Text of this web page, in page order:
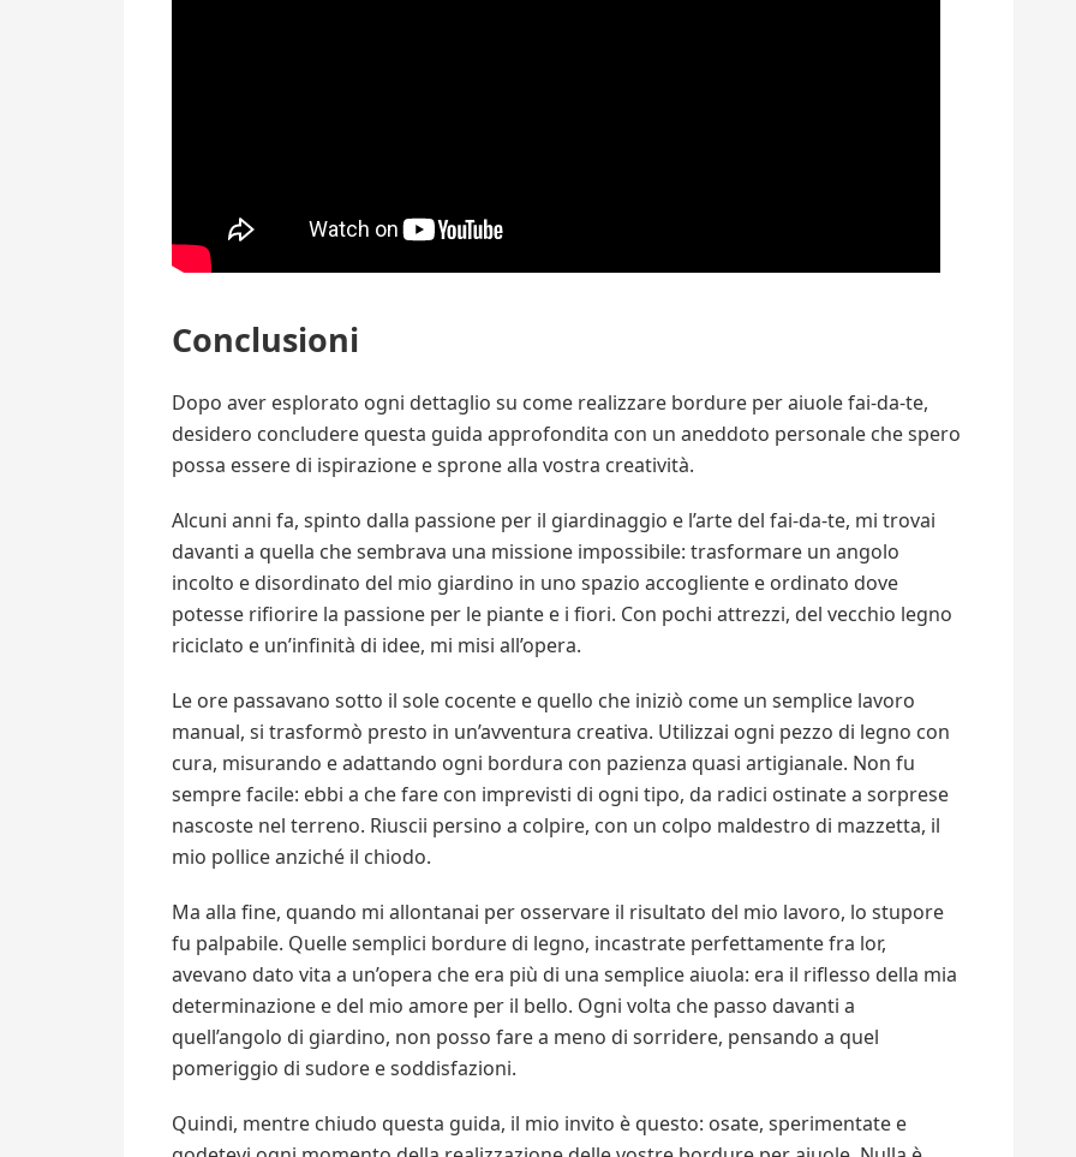
Conclusioni
Dopo aver esplorato ogni dettaglio su come realizzare bordure per aiuole fai-da-te,
desidero concludere questa guida approfondita con un aneddoto personale che spero
possa essere di ispirazione e sprone alla vostra creatività.
Alcuni anni fa, spinto dalla passione per il giardinaggio e l’arte del fai-da-te, mi trovai
davanti a quella che sembrava una missione impossibile: trasformare un angolo
incolto e disordinato del mio giardino in uno spazio accogliente e ordinato dove
potesse rifiorire la passione per le piante e i fiori. Con pochi attrezzi, del vecchio legno
riciclato e un’infinità di idee, mi misi all’opera.
Le ore passavano sotto il sole cocente e quello che iniziò come un semplice lavoro
manual, si trasformò presto in un’avventura creativa. Utilizzai ogni pezzo di legno con
cura, misurando e adattando ogni bordura con pazienza quasi artigianale. Non fu
sempre facile: ebbi a che fare con imprevisti di ogni tipo, da radici ostinate a sorprese
nascoste nel terreno. Riuscii persino a colpire, con un colpo maldestro di mazzetta, il
mio pollice anziché il chiodo.
Ma alla fine, quando mi allontanai per osservare il risultato del mio lavoro, lo stupore
fu palpabile. Quelle semplici bordure di legno, incastrate perfettamente fra lor,
avevano dato vita a un’opera che era più di una semplice aiuola: era il riflesso della mia
determinazione e del mio amore per il bello. Ogni volta che passo davanti a
quell’angolo di giardino, non posso fare a meno di sorridere, pensando a quel
pomeriggio di sudore e soddisfazioni.
Quindi, mentre chiudo questa guida, il mio invito è questo: osate, sperimentate e